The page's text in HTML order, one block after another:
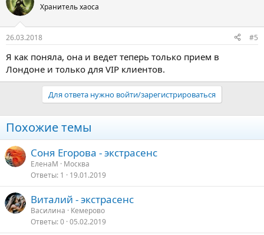
Хранитель хаоса
26.03.2018 #5
Я как поняла, она и ведет теперь только прием в
Лондоне и только для VIP клиентов.
Для ответа нужно войти/зарегистрироваться
Похожие темы
Соня Егорова - экстрасенс
ЕленаМ
Москва
Ответы 1 19.01.2019
Виталий - экстрасенс
Василина
Кемерово
Ответы 0 05.02.2019